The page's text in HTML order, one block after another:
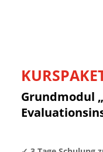
Grundmodul